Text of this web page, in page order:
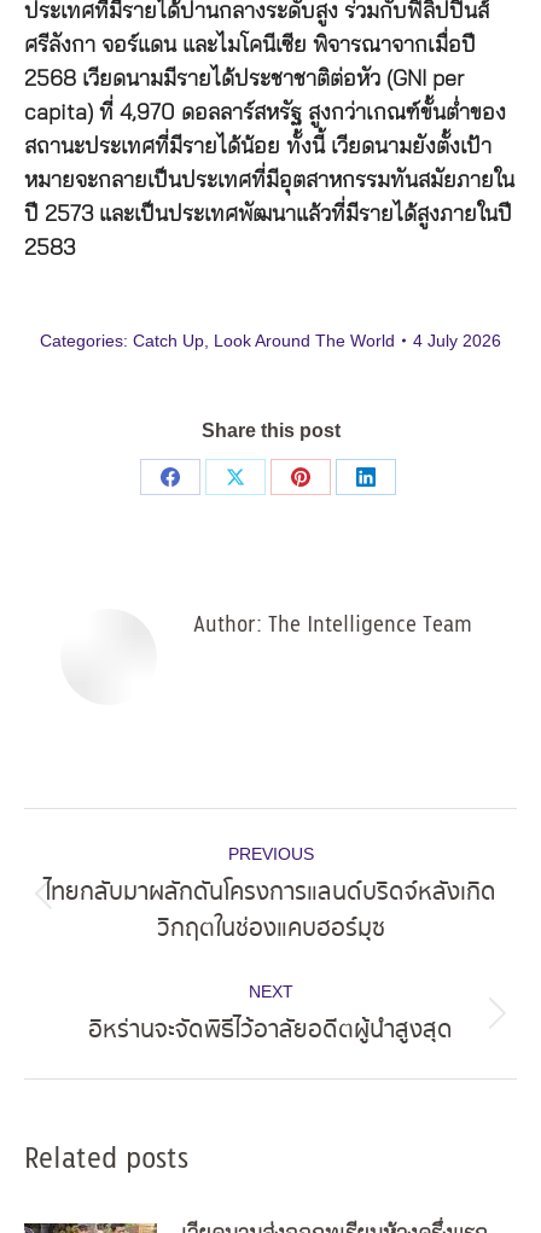
ประเทศที่มีรายได้ปานกลางระดับสูง ร่วมกับฟิลิปปินส์
ศรีลังกา จอร์แดน และไมโคนีเซีย พิจารณาจากเมื่อปี
2568 เวียดนามมีรายได้ประชาชาติต่อหัว (GNI per
capita) ที่ 4,970 ดอลลาร์สหรัฐ สูงกว่าเกณฑ์ขั้นต่ำของ
สถานะประเทศที่มีรายได้น้อย ทั้งนี้ เวียดนามยังตั้งเป้า
หมายจะกลายเป็นประเทศที่มีอุตสาหกรรมทันสมัยภายใน
ปี 2573 และเป็นประเทศพัฒนาแล้วที่มีรายได้สูงภายในปี
2583
Categories: Catch Up Look Around The World 4 July 2026
Share this post
Share
Share
Share
Share
Author: The Intelligence Team
navigation
PREVIOUS
post:
ไทยกลับมาผลักดันโครงการแลนด์บริดจ์หลังเกิด
วิกฤตในช่องแคบฮอร์มุซ
NEXT
Next
อิหร่านจะจัดพิธีไว้อาลัยอดีตผู้นำสูงสุด
Related posts